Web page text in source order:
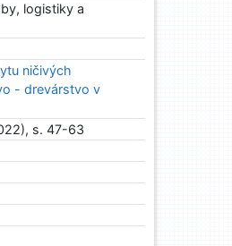
logistiky a
ničivých
- drevárstvo v
s. 47-63